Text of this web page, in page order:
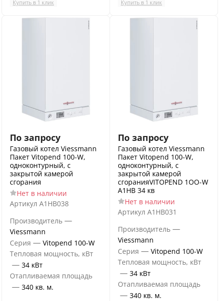
Купить в 1 клик Купить в 1 клик
По запросу
Газовый котел Viessmann
Пакет Vitopend 100-W,
одноконтурный, с
закрытой камерой
сгорания
Нет в наличии
Артикул A1HB038
Производитель —
Viessmann
Серия — Vitopend 100-W
Тепловая мощность, кВт
— 34 кВт
Отапливаемая площадь
— 340 кв. м.
По запросу
Газовый котел Viessmann
Пакет Vitopend 100-W,
одноконтурный, с
закрытой камерой
сгоранияVITOPEND 1OO-W
A1HB 34 кв
Нет в наличии
Артикул A1HB031
Производитель —
Viessmann
Серия — Vitopend 100-W
Тепловая мощность, кВт
— 34 кВт
Отапливаемая площадь
— 340 кв. м.